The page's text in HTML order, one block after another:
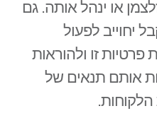
או ינהל אותה. גם
יחוייב לפעול
זו ולהוראות
אותם תנאים של
הלקוחות.